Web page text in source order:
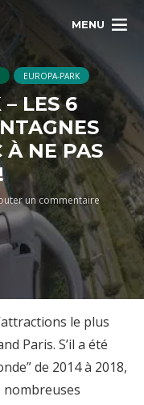
MENU
EUROPA-PARK
LES 6
À NE PAS
un commentaire
le plus
Paris. S’il a été
de 2014 à 2018,
nombreuses